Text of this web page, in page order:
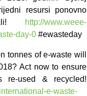
resursi ponovno
http://www.weee-
day-0 #ewasteday
tonnes of e-waste will
Act nowto ensure
re-used & recycled!
e-waste-